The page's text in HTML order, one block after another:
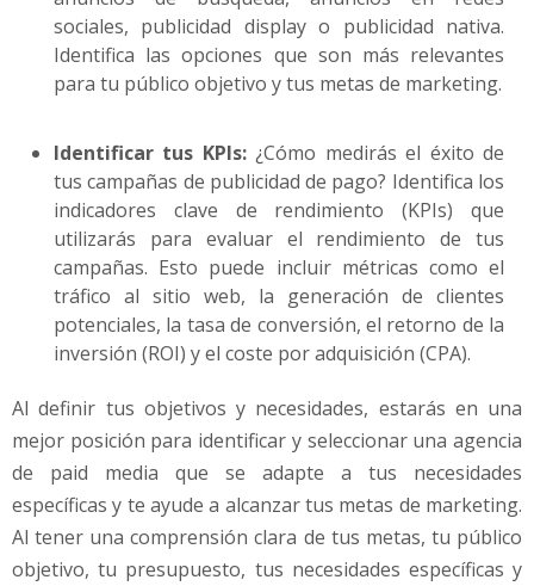
sociales, publicidad display o publicidad nativa.
Identifica las opciones que son más relevantes
para tu público objetivo y tus metas de marketing.
Identificar tus KPIs:¿Cómo medirás el éxito de
tus campañas de publicidad de pago? Identifica los
indicadores clave de rendimiento (KPIs) que
utilizarás para evaluar el rendimiento de tus
campañas. Esto puede incluir métricas como el
tráfico al sitio web, la generación de clientes
potenciales, la tasa de conversión, el retorno de la
inversión (ROI) y el coste por adquisición (CPA).
Al definir tus objetivos y necesidades, estarás en una
mejor posición para identificar y seleccionar una agencia
de paid media que se adapte a tus necesidades
específicas y te ayude a alcanzar tus metas de marketing.
Al tener una comprensión clara de tus metas, tu público
objetivo, tu presupuesto, tus necesidades específicas y